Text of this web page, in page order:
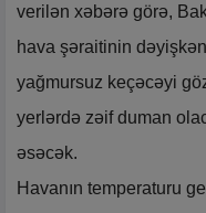
verilən xəbərə görə,
hava şəraitinin
yağmursuz keçəcəyi
yerlərdə zəif duman
əsəcək.
Havanın temperaturu